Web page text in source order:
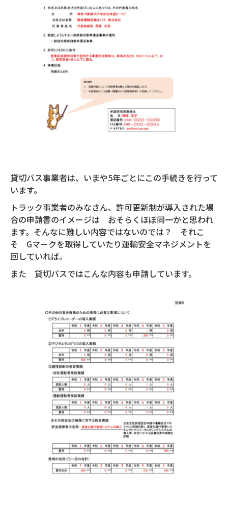
貸切バス事業者は、いまや5年ごとにこの手続きを行って
います。
トラック事業者のみなさん、許可更新制が導入された場
合の申請書のイメージは おそらくほぼ同一かと思われ
ます。そんなに難しい内容ではないのでは？ それこ
そ Gマークを取得していたり運輸安全マネジメントを
回していれば。
また 貸切バスではこんな内容も申請しています。